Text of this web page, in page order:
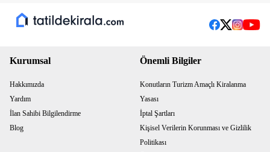
Hava Alanı(Antalya) 207 Km
Otobüs Terminali 11 Km
Şehir Merkezi 11 Km
Kurumsal
Hakkımızda
Yardım
İlan Sahibi Bilgilendirme
Blog
Önemli Bilgiler
Konutların Turizm Amaçlı Kiralanma
Yasası
İptal Şartları
Kişisel Verilerin Korunması ve Gizlilik
Politikası